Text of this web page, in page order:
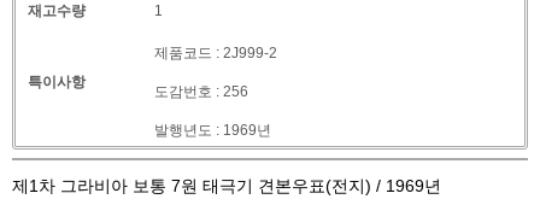
재고수량 1
특이사항
제품코드 : 2J999-2
도감번호 : 256
발행년도 : 1969년
제1차 그라비아 보통 7원 태극기 견본우표(전지) / 1969년